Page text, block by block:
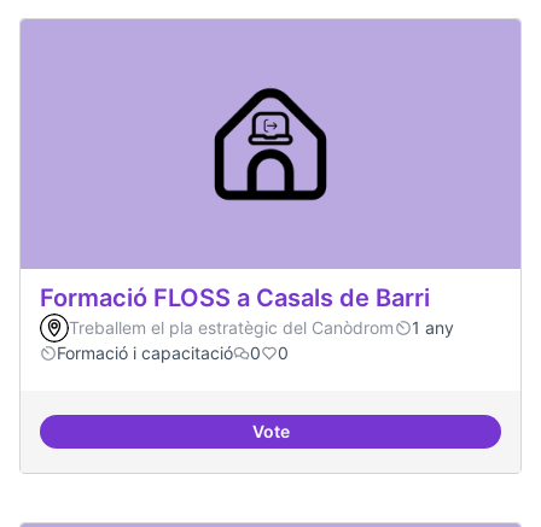
Formació FLOSS a Casals de Barri
Treballem el pla estratègic del Canòdrom
1 any
Formació i capacitació
0 0
VoteFormació FLOSS a Casals de